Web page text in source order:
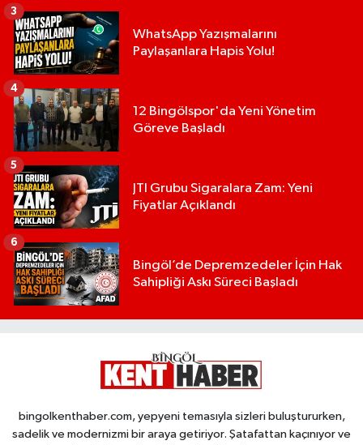
WhatsApp Yazışmalarını
Paylaşanlara Hapis Yolu!
3
12 Bingölspor'da Yeni Yönetim
Göreve Başladı
4
JTI Grubu Sigaralara Zam: Yeni
Fiyatlar Açıklandı
5
Bingöl’de Depremzedeler İçin Hak
Sahipliği Askı Süreci Başladı
6
bingolkenthaber.com, yepyeni temasıyla sizleri buluştururken,
sadelik ve modernizmi bir araya getiriyor. Şatafattan kaçınıyor ve